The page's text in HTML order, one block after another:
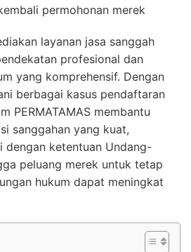
permohonan merek
layanan jasa sanggah
profesional dan
yang komprehensif. Dengan
berbagai kasus pendaftaran
PERMATAMAS membantu
sanggahan yang kuat,
dengan ketentuan Undang-
peluang merek untuk tetap
hukum dapat meningkat